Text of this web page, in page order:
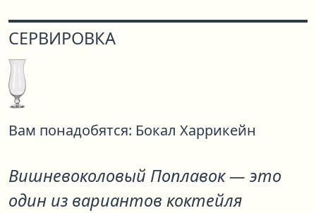
СЕРВИРОВКА
Вам понадобятся: Бокал Харрикейн
Вишневоколовый Поплавок— это
один из вариантов коктейля